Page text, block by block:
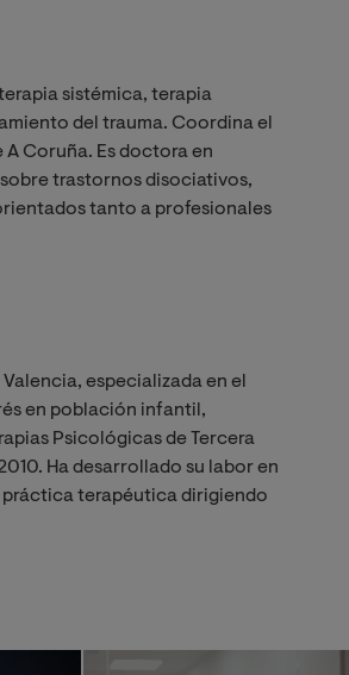
sistémica, terapia
del trauma. Coordina el
Coruña. Es doctora en
trastornos disociativos,
tanto a profesionales
especializada en el
en población infantil,
Psicológicas de Tercera
Ha desarrollado su labor en
terapéutica dirigiendo